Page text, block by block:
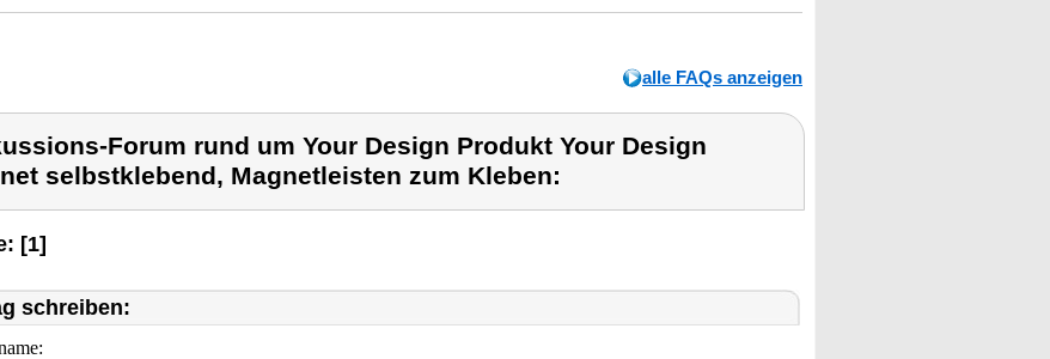
alle FAQs anzeigen
Forum rund um Your Design Produkt Your Design
selbstklebend, Magnetleisten zum Kleben:
[1]
schreiben: